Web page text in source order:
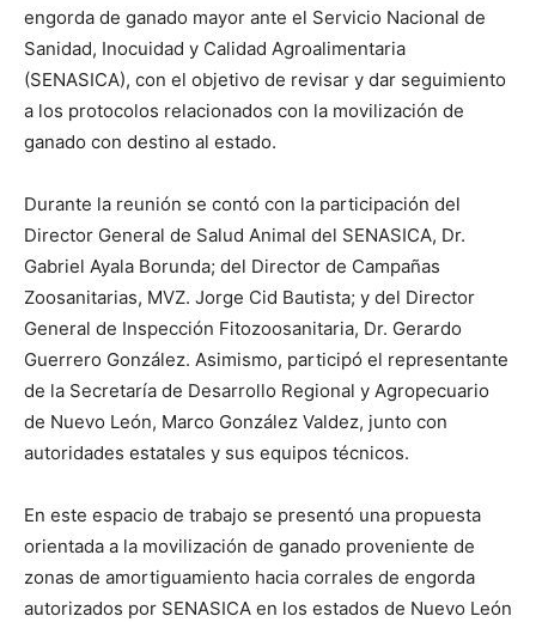
engorda de ganado mayor ante el Servicio Nacional de
Sanidad, Inocuidad y Calidad Agroalimentaria
(SENASICA), con el objetivo de revisar y dar seguimiento
a los protocolos relacionados con la movilización de
ganado con destino al estado.
Durante la reunión se contó con la participación del
Director General de Salud Animal del SENASICA, Dr.
Gabriel Ayala Borunda; del Director de Campañas
Zoosanitarias, MVZ. Jorge Cid Bautista; y del Director
General de Inspección Fitozoosanitaria, Dr. Gerardo
Guerrero González. Asimismo, participó el representante
de la Secretaría de Desarrollo Regional y Agropecuario
de Nuevo León, Marco González Valdez, junto con
autoridades estatales y sus equipos técnicos.
En este espacio de trabajo se presentó una propuesta
orientada a la movilización de ganado proveniente de
zonas de amortiguamiento hacia corrales de engorda
autorizados por SENASICA en los estados de Nuevo León